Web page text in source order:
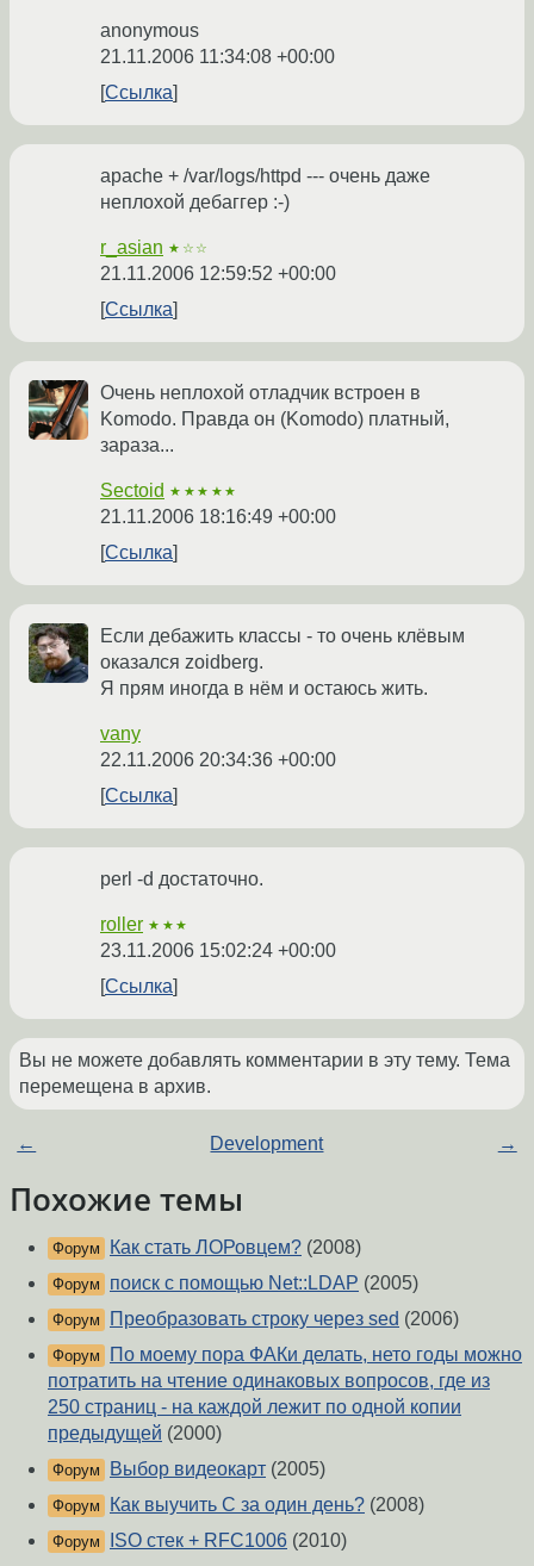
anonymous
21.11.2006 11:34:08 +00:00
Ссылка
apache + /var/logs/httpd --- очень даже
неплохой дебаггер :-)
r_asian ★☆☆
21.11.2006 12:59:52 +00:00
Ссылка
Очень неплохой отладчик встроен в
Komodo. Правда он (Komodo) платный,
зараза...
Sectoid ★★★★★
21.11.2006 18:16:49 +00:00
Ссылка
Если дебажить классы - то очень клёвым
оказался zoidberg.
Я прям иногда в нём и остаюсь жить.
vany
22.11.2006 20:34:36 +00:00
Ссылка
perl -d достаточно.
roller ★★★
23.11.2006 15:02:24 +00:00
Ссылка
Вы не можете добавлять комментарии в эту тему. Тема
перемещена в архив.
← Development →
Похожие темы
Форум Как стать ЛОРовцем? (2008)
Форум поиск с помощью Net::LDAP (2005)
Форум Преобразовать строку через sed (2006)
Форум
По моему пора ФАКи делать, нето годы можно
потратить на чтение одинаковых вопросов, где из
250 страниц - на каждой лежит по одной копии
предыдущей (2000)
Форум Выбор видеокарт (2005)
Форум Как выучить C за один день? (2008)
Форум ISO стек + RFC1006 (2010)